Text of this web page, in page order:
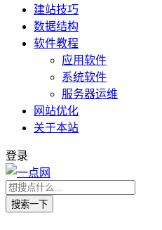
建站技巧
数据结构
软件教程
应用软件
系统软件
服务器运维
网站优化
关于本站
登录
搜索一下